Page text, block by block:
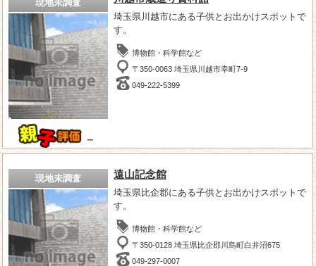
現地未調査
－
埼玉県川越市にある子供とお出かけスポットで
す。
博物館・科学館など
〒350-0063 埼玉県川越市幸町7-9
049-222-5399
現地未調査 遠山記念館
埼玉県比企郡にある子供とお出かけスポットで
す。
博物館・科学館など
〒350-0128 埼玉県比企郡川島町白井沼675
049-297-0007